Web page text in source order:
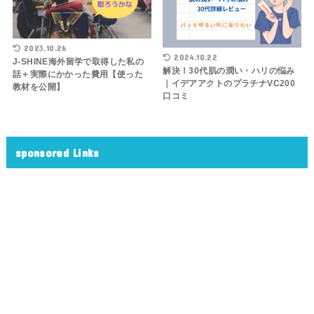
2023.10.26
J-SHINE海外留学で取得した私の
話＋実際にかかった費用【使った
教材を公開】
2024.10.22
解決！30代肌の潤い・ハリの悩み
｜イデアアクトのプラチナVC200
口コミ
sponsored Links